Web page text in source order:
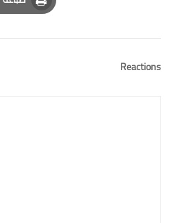
Print
Reactions